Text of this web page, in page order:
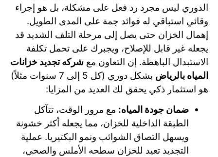
الدوري ليس مجرد رد فعل على مشكلة، بل هو إجراء
وقائي استباقي له فوائد جمة على المدى الطويل.
إهمال الخزان حتى يصل إلى مرحلة التلف الشديد قد
يجعله غير قابل للإصلاح، ويجبرك على تحمل تكلفة
الاستبدال الباهظة. إن التعاون مع شركه تجديد خزانات
المياه بالرياض
بشكل دوري (كل 5 إلى 7 سنوات مثلاً)
هو استثمار ذكي يحقق لك العديد من المزايا:
ضمان جودة المياه: مع مرور الوقت، تتآكل
الطبقة الداخلية للخزان، مما يجعله أكثر خشونة
ويسهل التصاق الشوائب ونمو البكتيريا. عملية
التجديد تعيد للخزان سطحه الأملس والصحي،